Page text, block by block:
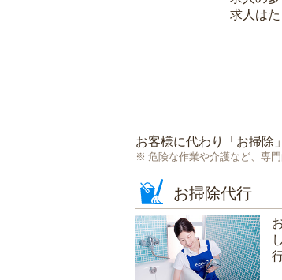
求人は
お客様に代わり「 お掃除
危険な作業や介護など、専
お掃除代行